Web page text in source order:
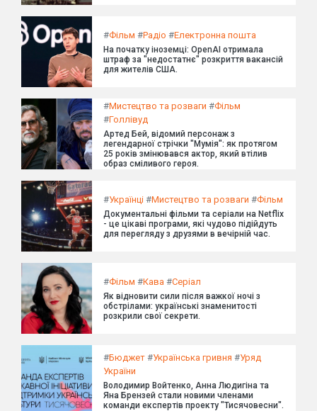
#Фільм #Радіо #Електронна пошта
На початку іноземці: OpenAI отримала
штраф за "недостатнє" розкриття вакансій
для жителів США.
#Мистецтво та розваги #Фільм
#Голлівуд
Артед Бей, відомий персонаж з
легендарної стрічки "Мумія": як протягом
25 років змінювався актор, який втілив
образ сміливого героя.
#Українці #Мистецтво та розваги #Фільм
Документальні фільми та серіали на Netflix
- це цікаві програми, які чудово підійдуть
для перегляду з друзями в вечірній час.
#Фільм #Кава #Серіал
Як відновити сили після важкої ночі з
обстрілами: українські знаменитості
розкрили свої секрети.
#Бюджет #Українська гривня #Уряд
України
Володимир Войтенко, Анна Людигіна та
Яна Брензей стали новими членами
команди експертів проекту "Тисячовесни".